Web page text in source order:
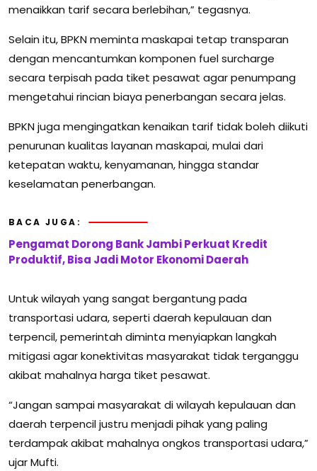
menaikkan tarif secara berlebihan,” tegasnya.
Selain itu, BPKN meminta maskapai tetap transparan
dengan mencantumkan komponen fuel surcharge
secara terpisah pada tiket pesawat agar penumpang
mengetahui rincian biaya penerbangan secara jelas.
BPKN juga mengingatkan kenaikan tarif tidak boleh diikuti
penurunan kualitas layanan maskapai, mulai dari
ketepatan waktu, kenyamanan, hingga standar
keselamatan penerbangan.
BACA JUGA:
Pengamat Dorong Bank Jambi Perkuat Kredit
Produktif, Bisa Jadi Motor Ekonomi Daerah
Untuk wilayah yang sangat bergantung pada
transportasi udara, seperti daerah kepulauan dan
terpencil, pemerintah diminta menyiapkan langkah
mitigasi agar konektivitas masyarakat tidak terganggu
akibat mahalnya harga tiket pesawat.
“Jangan sampai masyarakat di wilayah kepulauan dan
daerah terpencil justru menjadi pihak yang paling
terdampak akibat mahalnya ongkos transportasi udara,”
ujar Mufti.